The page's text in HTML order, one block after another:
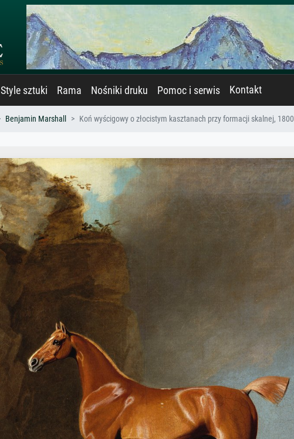
Style sztuki Rama Nośniki druku Pomoc i serwis Kontakt
Benjamin Marshall Koń wyścigowy o złocistym kasztanach przy formacji skalnej, 1800